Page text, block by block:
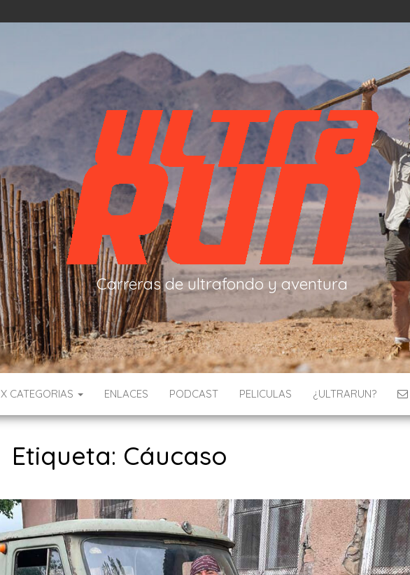
Carreras de ultrafondo y aventura
X CATEGORIAS ENLACES PODCAST PELICULAS ¿ULTRARUN?
Etiqueta: Cáucaso